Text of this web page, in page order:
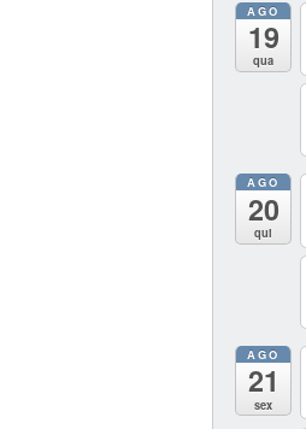
AGO
19
qua
AGO
20
qui
AGO
21
sex